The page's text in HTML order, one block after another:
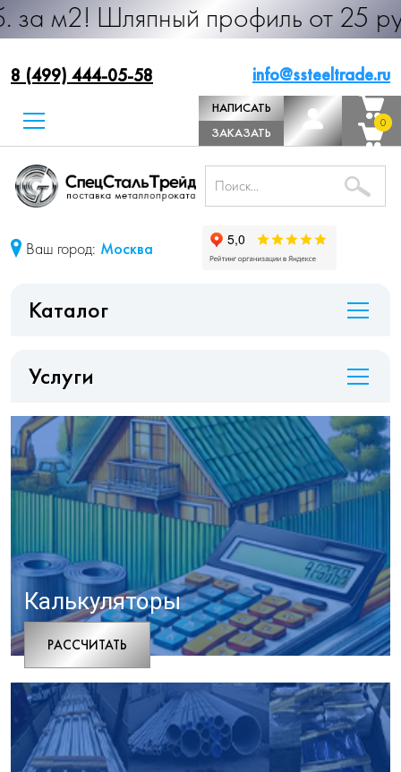
профиль от 25 руб. за м.п.
8 (499) 444-05-58 info@ssteeltrade.ru
НАПИСАТЬ
ДИРЕКТОРУ
ЗАКАЗАТЬ
ЗВОНОК
0
0
Ваш город: Москва
Каталог
Услуги
Калькуляторы
РАCСЧИТАТЬ